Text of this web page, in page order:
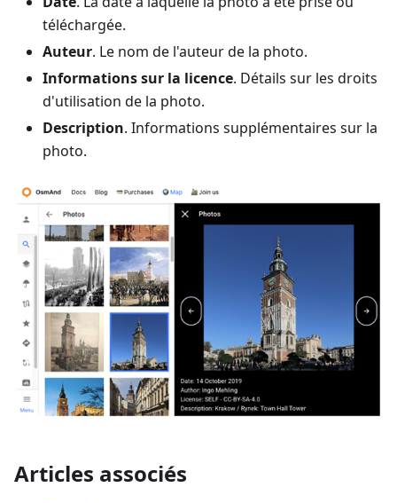
téléchargée.
Auteur. Le nom de l'auteur de la photo.
Informations sur la licence. Détails sur les droits
d'utilisation de la photo.
Description. Informations supplémentaires sur la
photo.
Articles associés